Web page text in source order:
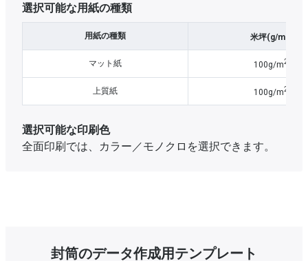
選択可能な用紙の種類
用紙の種類 米坪(g/m
マット紙 100g/m2
上質紙 100g/m2
選択可能な印刷色
全面印刷では、カラー／モノクロを選択できます。
封筒のデータ作成用テンプレート